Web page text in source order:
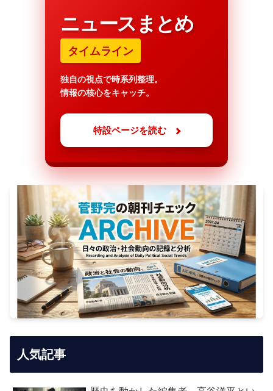
ニュースまとめ
タイムライン
独自の視点で時系列整理。
情報の核心をキャッチ。
特設ページを読む
人気記事